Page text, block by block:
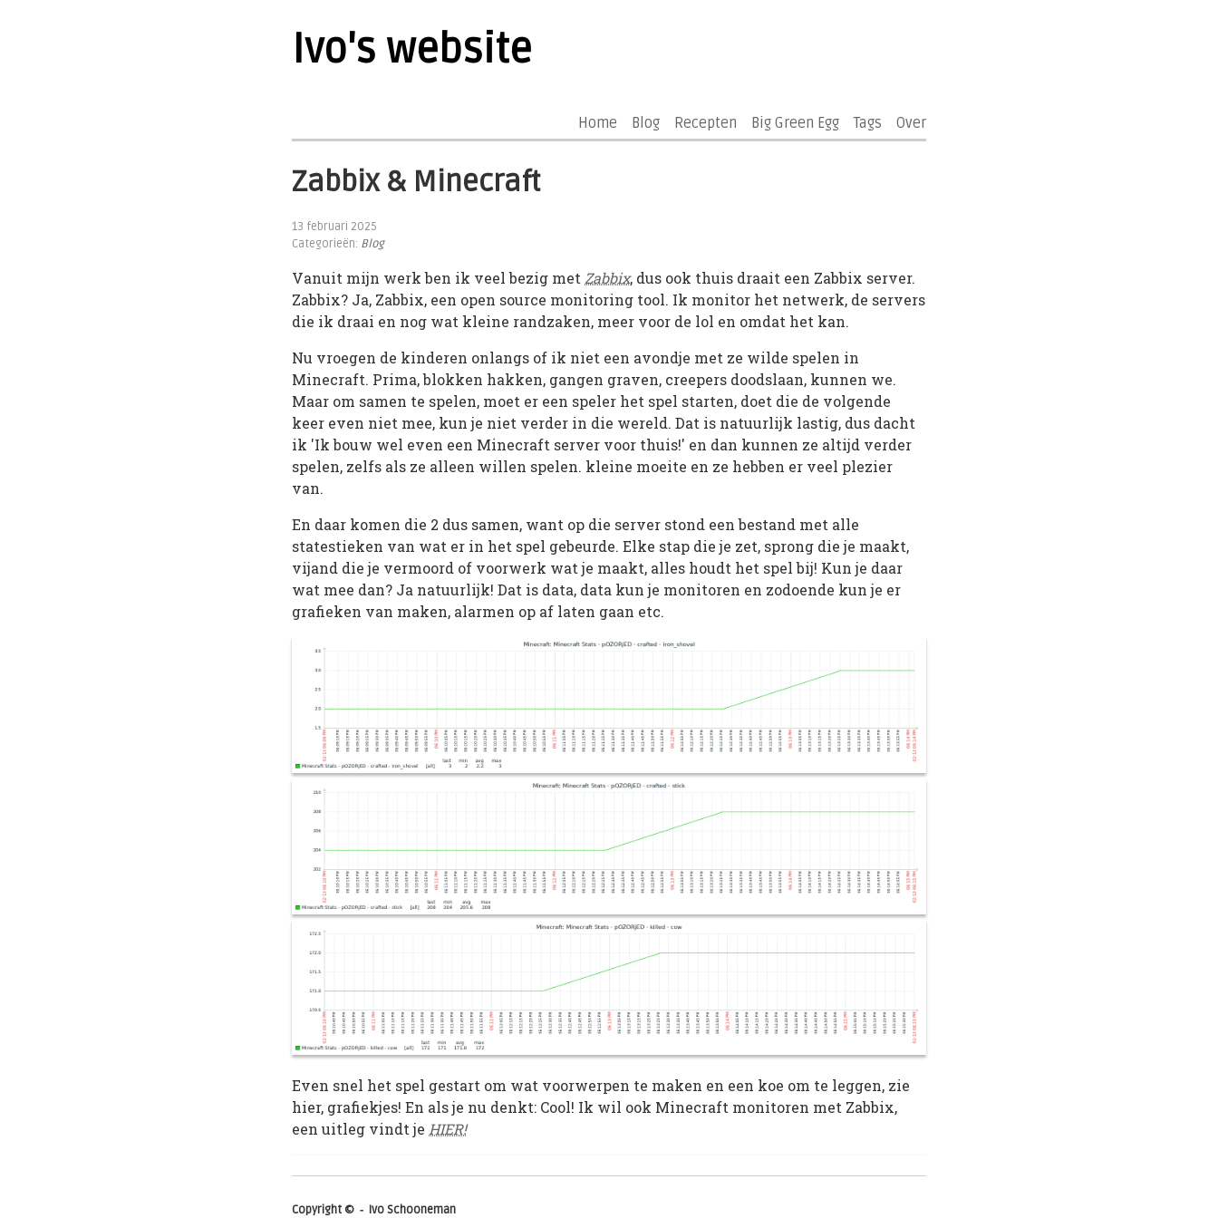
Ivo's website
Home Blog Recepten Big Green Egg Tags Over
Zabbix & Minecraft
13 februari 2025
Categorieën: Blog
Vanuit mijn werk ben ik veel bezig metZabbix, dus ook thuis draait een Zabbix server.
Zabbix? Ja, Zabbix, een open source monitoring tool. Ik monitor het netwerk, de servers
die ik draai en nog wat kleine randzaken, meer voor de lol en omdat het kan.
Nu vroegen de kinderen onlangs of ik niet een avondje met ze wilde spelen in
Minecraft. Prima, blokken hakken, gangen graven, creepers doodslaan, kunnen we.
Maar om samen te spelen, moet er een speler het spel starten, doet die de volgende
keer even niet mee, kun je niet verder in die wereld. Dat is natuurlijk lastig, dus dacht
ik 'Ik bouw wel even een Minecraft server voor thuis!' en dan kunnen ze altijd verder
spelen, zelfs als ze alleen willen spelen. kleine moeite en ze hebben er veel plezier
van.
En daar komen die 2 dus samen, want op die server stond een bestand met alle
statestieken van wat er in het spel gebeurde. Elke stap die je zet, sprong die je maakt,
vijand die je vermoord of voorwerk wat je maakt, alles houdt het spel bij! Kun je daar
wat mee dan? Ja natuurlijk! Dat is data, data kun je monitoren en zodoende kun je er
grafieken van maken, alarmen op af laten gaan etc.
Even snel het spel gestart om wat voorwerpen te maken en een koe om te leggen, zie
hier, grafiekjes! En als je nu denkt: Cool! Ik wil ook Minecraft monitoren met Zabbix,
een uitleg vindt je HIER!
Copyright © ‑ Ivo Schooneman